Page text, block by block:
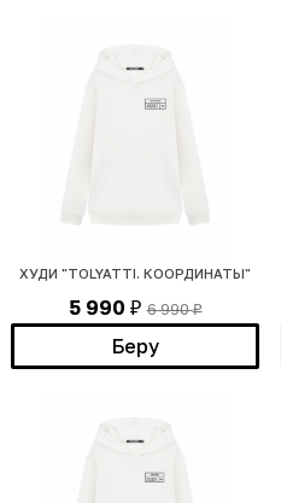
ХУДИ "TOLYATTI. КООРДИНАТЫ"
5 990 ₽ 6 990₽
Беру